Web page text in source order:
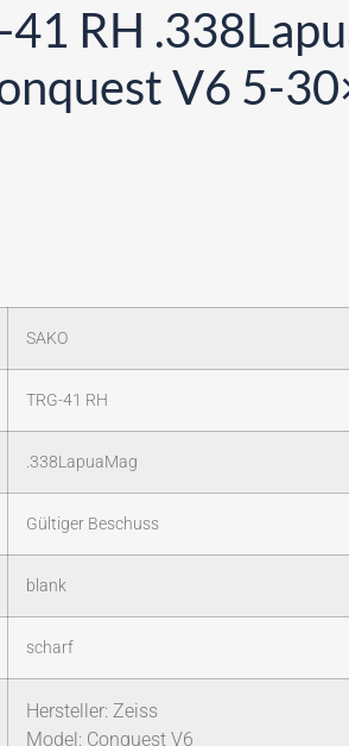
41 RH
V6 5-
SAKO
TRG-41 RH
.338LapuaMag
Gültiger Beschuss
blank
scharf
Hersteller: Zeiss
Model: Conquest V6